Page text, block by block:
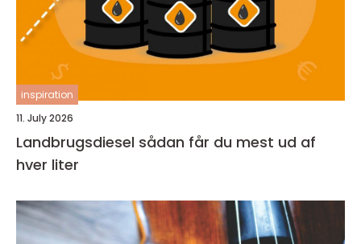
inspiration
11. July 2026
Landbrugsdiesel sådan får du mest ud af
hver liter